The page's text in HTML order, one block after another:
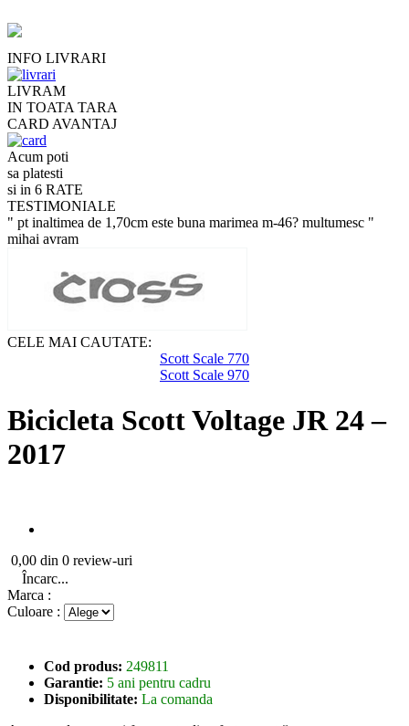
INFO LIVRARI
LIVRAM
IN TOATA TARA
CARD AVANTAJ
Acum poti
sa platesti
si in 6 RATE
TESTIMONIALE
" pt inaltimea de 1,70cm este buna marimea m-46? multumesc "
mihai avram
CELE MAI CAUTATE:
Scott Scale 770
Scott Scale 970
Bicicleta Scott Voltage JR 24 –
2017
0,00 din 0 review-uri
Încarc...
Marca :
Culoare :
Cod produs: 249811
Garantie: 5 ani pentru cadru
Disponibilitate: La comanda